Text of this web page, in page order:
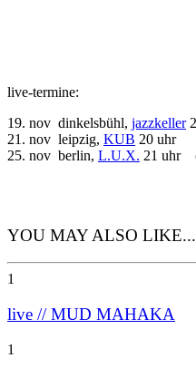
live-termine:
19. nov dinkelsbühl, jazzkeller
21. nov leipzig, KUB 20 uhr
25. nov berlin, L.U.X. 21 uhr
YOU MAY ALSO LIKE...
1
live // MUD MAHAKA
1